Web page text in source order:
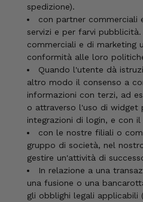
spedizione).
con partner commerciali
servizi e per farvi
commerciali e di marketing
conformità alle loro
Quando l'utente dà
altro modo il consenso a
informazioni con terzi, ad
o attraverso l'uso di widget
integrazioni di login, e con il
con le nostre filiali o
gruppo di società, nel
gestire un'attività di
In relazione a una
una fusione o una
gli obblighi legali applicabili